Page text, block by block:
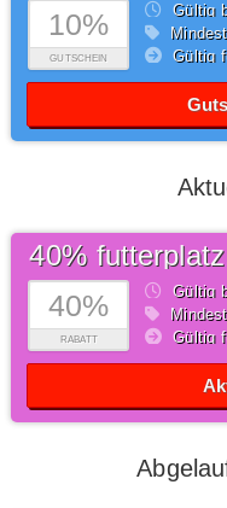
10%
GUTSCHEIN
Gültig
Gültig
40%
RABATT
40%
Gültig
Gültig